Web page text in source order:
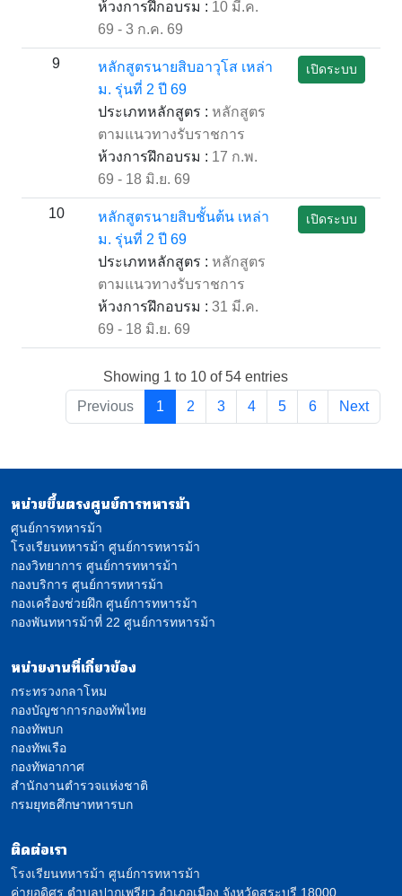
ห้วงการฝึกอบรม : 10 มี.ค.
69 - 3 ก.ค. 69
9
หลักสูตรนายสิบอาวุโส เหล่า
ม. รุ่นที่ 2 ปี 69
ประเภทหลักสูตร : หลักสูตร
ตามแนวทางรับราชการ
ห้วงการฝึกอบรม : 17 ก.พ.
69 - 18 มิ.ย. 69
เปิดระบบ
10
หลักสูตรนายสิบชั้นต้น เหล่า
ม. รุ่นที่ 2 ปี 69
ประเภทหลักสูตร : หลักสูตร
ตามแนวทางรับราชการ
ห้วงการฝึกอบรม : 31 มี.ค.
69 - 18 มิ.ย. 69
เปิดระบบ
Showing 1 to 10 of 54 entries
Previous
1 2 3 4 5 6 Next
หน่วยขึ้นตรงศูนย์การทหารม้า
ศูนย์การทหารม้า
โรงเรียนทหารม้า ศูนย์การทหารม้า
กองวิทยาการ ศูนย์การทหารม้า
กองบริการ ศูนย์การทหารม้า
กองเครื่องช่วยฝึก ศูนย์การทหารม้า
กองพันทหารม้าที่ 22 ศูนย์การทหารม้า
หน่วยงานที่เกี่ยวข้อง
กระทรวงกลาโหม
กองบัญชาการกองทัพไทย
กองทัพบก
กองทัพเรือ
กองทัพอากาศ
สำนักงานตำรวจแห่งชาติ
กรมยุทธศึกษาทหารบก
ติดต่อเรา
โรงเรียนทหารม้า ศูนย์การทหารม้า
ค่ายอดิศร ตำบลปากเพรียว อำเภอเมือง จังหวัดสระบุรี 18000